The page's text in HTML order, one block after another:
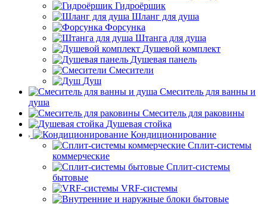
Гидроёршик
Шланг для душа
Форсунка
Штанга для душа
Душевой комплект
Душевая панель
Смесители
Душ
Смеситель для ванны и
душа
Смеситель для раковины
Душевая стойка
Кондиционирование
Сплит-системы
коммерческие
Сплит-системы
бытовые
VRF-системы